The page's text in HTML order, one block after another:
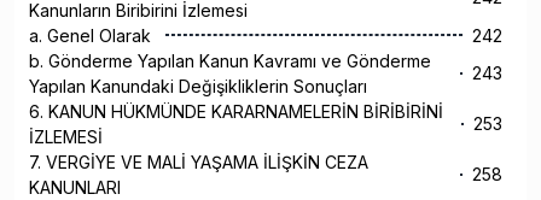
Kanunların Biribirini İzlemesi
a. Genel Olarak
242
b. Gönderme Yapılan Kanun Kavramı ve Gönderme
Yapılan Kanundaki Değişikliklerin Sonuçları
243
6. KANUN HÜKMÜNDE KARARNAMELERİN BİRİBİRİNİ
İZLEMESİ
253
7. VERGİYE VE MALİ YAŞAMA İLİŞKİN CEZA
KANUNLARI
258